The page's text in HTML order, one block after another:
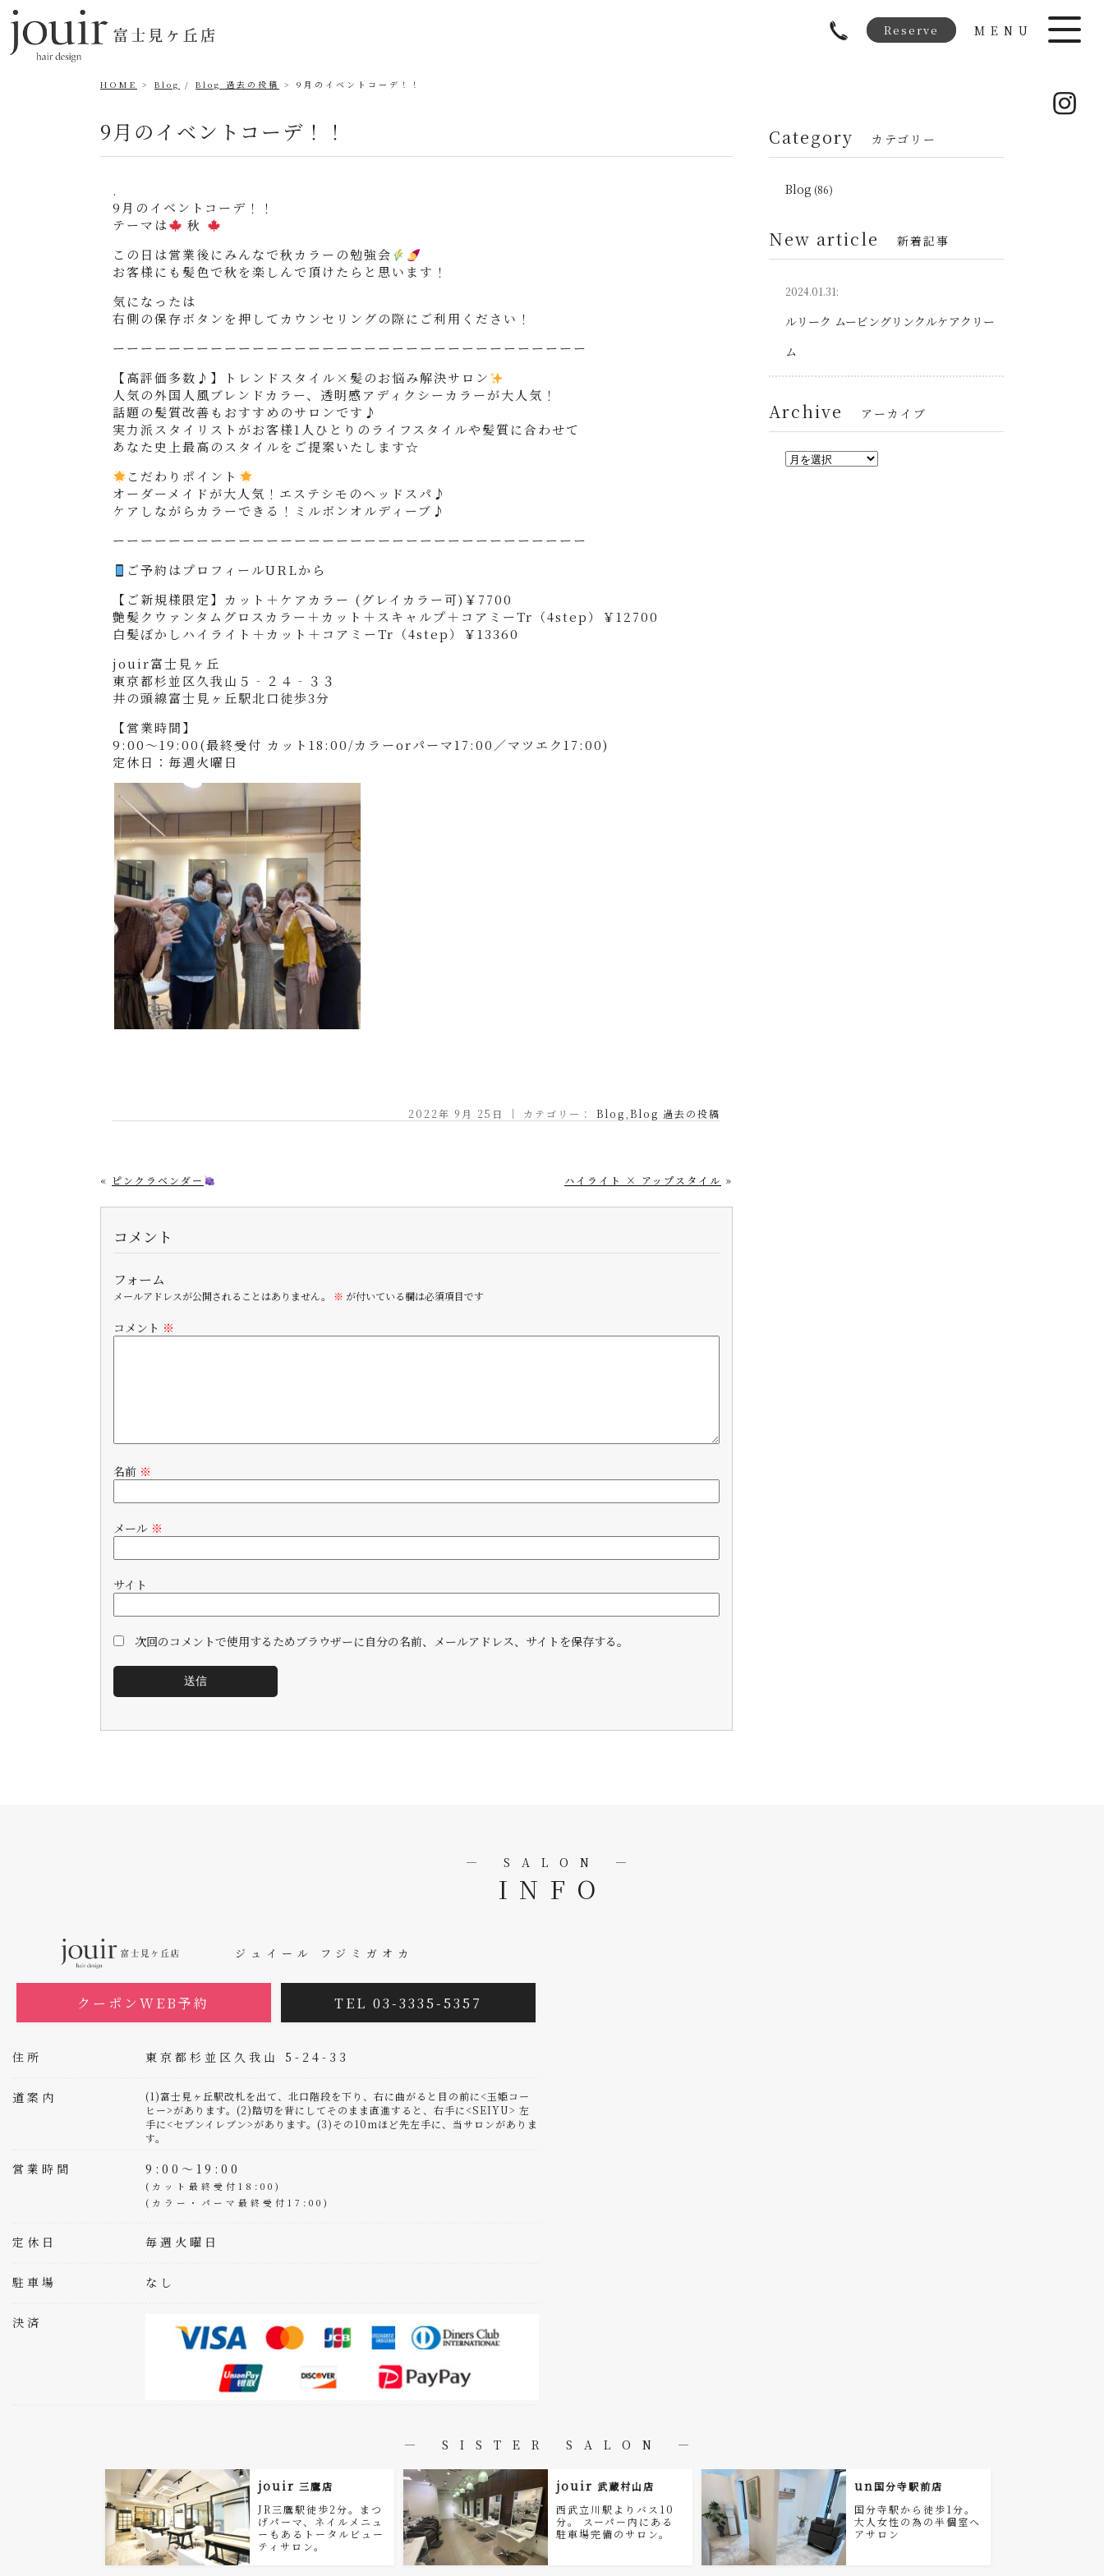
MENU
Reserve
HOME Blog / Blog 過去の投稿 9月のイベントコーデ！！
9月のイベントコーデ！！
.
9月のイベントコーデ！！
テーマは
秋
この日は営業後にみんなで秋カラーの勉強会
お客様にも髪色で秋を楽しんで頂けたらと思います！
気になったは
右側の保存ボタンを押してカウンセリングの際にご利用ください！
ーーーーーーーーーーーーーーーーーーーーーーーーーーーーーーーーーー
【高評価多数♪】トレンドスタイル×髪のお悩み解決サロン
人気の外国人風ブレンドカラー、透明感アディクシーカラーが大人気！
話題の髪質改善もおすすめのサロンです♪
実力派スタイリストがお客様1人ひとりのライフスタイルや髪質に合わせて
あなた史上最高のスタイルをご提案いたします☆
こだわりポイント
オーダーメイドが大人気！エステシモのヘッドスパ♪
ケアしながらカラーできる！ミルボンオルディーブ♪
ーーーーーーーーーーーーーーーーーーーーーーーーーーーーーーーーーー
ご予約はプロフィールURLから
【ご新規様限定】カット＋ケアカラー (グレイカラー可)￥7700
艶髪クウァンタムグロスカラー＋カット＋スキャルプ＋コアミーTr（4step）￥12700
白髪ぼかしハイライト＋カット＋コアミーTr（4step）￥13360
jouir富士見ヶ丘
東京都杉並区久我山５‐２４‐３３
井の頭線富士見ヶ丘駅北口徒歩3分
【営業時間】
9:00～19:00(最終受付 カット18:00/カラーorパーマ17:00／マツエク17:00)
定休日：毎週火曜日
2022年 9月 25日 ｜ カテゴリー： Blog Blog 過去の投稿
« ピンクラベンダー ハイライト × アップスタイル »
コメント
フォーム
メールアドレスが公開されることはありません。 ※ が付いている欄は必須項目です
コメント ※
名前 ※
メール ※
サイト
次回のコメントで使用するためブラウザーに自分の名前、メールアドレス、サイトを保存する。
Category カテゴリー
Blog (86)
New article 新着記事
2024.01.31:
ルリーク ムービングリンクルケアクリー
ム
Archive アーカイブ
― SALON ―
INFO
ジュイール フジミガオカ
クーポンWEB予約 TEL 03-3335-5357
住所 東京都杉並区久我山 5-24-33
道案内
(1)富士見ヶ丘駅改札を出て、北口階段を下り、右に曲がると目の前に<玉姫コー
ヒー>があります。(2)踏切を背にしてそのまま直進すると、右手に<SEIYU> 左
手に<セブンイレブン>があります。(3)その10mほど先左手に、当サロンがありま
す。
営業時間 9:00～19:00
(カット最終受付18:00)
(カラー・パーマ最終受付17:00)
定休日 毎週火曜日
駐車場 なし
決済
― SISTER SALON ―
jouir 三鷹店
JR三鷹駅徒歩2分。まつ
げパーマ、ネイルメニュ
ーもあるトータルビュー
ティサロン。
jouir 武蔵村山店
西武立川駅よりバス10
分。 スーパー内にある
駐車場完備のサロン。
un国分寺駅前店
国分寺駅から徒歩1分。
大人女性の為の半個室ヘ
アサロン